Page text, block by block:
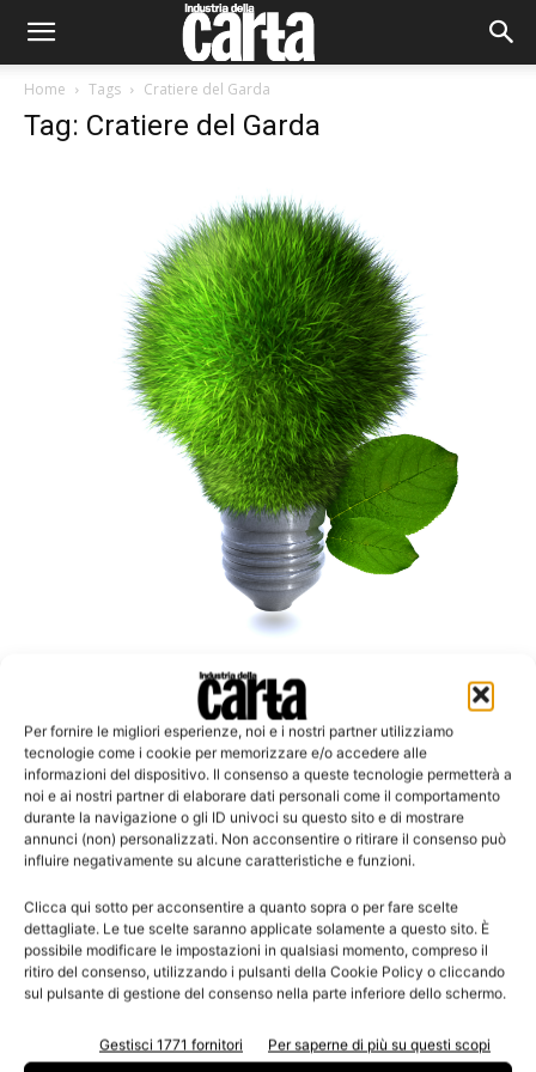
Per fornire le migliori esperienze, noi e i nostri partner utilizziamo
tecnologie come i cookie per memorizzare e/o accedere alle
informazioni del dispositivo. Il consenso a queste tecnologie permetterà a
noi e ai nostri partner di elaborare dati personali come il comportamento
durante la navigazione o gli ID univoci su questo sito e di mostrare
annunci (non) personalizzati. Non acconsentire o ritirare il consenso può
influire negativamente su alcune caratteristiche e funzioni.
Clicca qui sotto per acconsentire a quanto sopra o per fare scelte
dettagliate. Le tue scelte saranno applicate solamente a questo sito. È
possibile modificare le impostazioni in qualsiasi momento, compreso il
ritiro del consenso, utilizzando i pulsanti della Cookie Policy o cliccando
sul pulsante di gestione del consenso nella parte inferiore dello schermo.
Gestisci 1771 fornitori Per saperne di più su questi scopi
Home Tags Cratiere del Garda
Tag: Cratiere del Garda
Cartiere del Garda ottiene la Certificazione
Iso 9001
Leggi la rivista